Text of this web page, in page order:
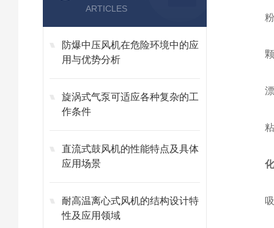
ARTICLES
防爆中压风机在危险环境中的应
用与优势分析
旋涡式气泵可适应各种复杂的工
作条件
直流式鼓风机的性能特点及具体
应用场景
耐高温离心式风机的结构设计特
性及应用领域
粉尘
颗粒
漂浮
粘附
吸力